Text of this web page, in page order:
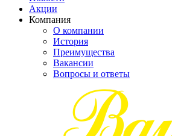
Акции
Компания
О компании
История
Преимущества
Вакансии
Вопросы и ответы